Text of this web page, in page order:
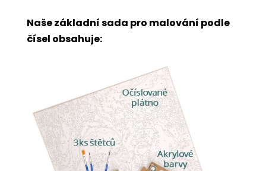
Naše základní sada pro malování podle
čísel obsahuje: